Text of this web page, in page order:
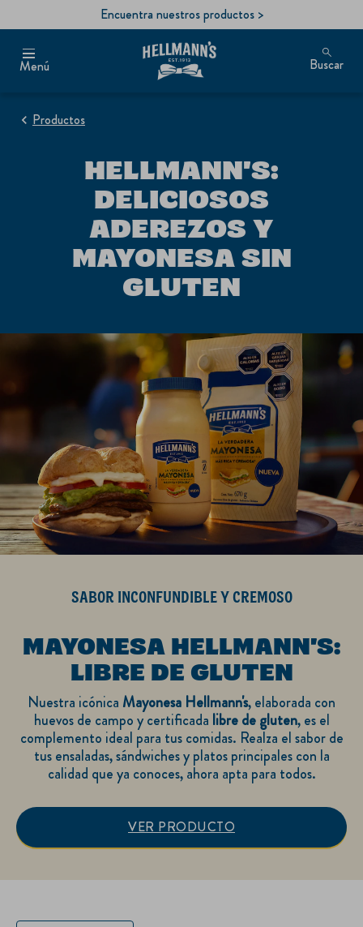
Encuentra nuestros productos >
Menú Buscar
Productos
HELLMANN'S:
DELICIOSOS
ADEREZOS Y
MAYONESA SIN
GLUTEN
SABOR INCONFUNDIBLE Y CREMOSO
MAYONESA HELLMANN'S:
LIBRE DE GLUTEN
Nuestra icónica Mayonesa Hellmann's, elaborada con
huevos de campo y certificada libre de gluten, es el
complemento ideal para tus comidas. Realza el sabor de
tus ensaladas, sándwiches y platos principales con la
calidad que ya conoces, ahora apta para todos.
VER PRODUCTOMayonesa